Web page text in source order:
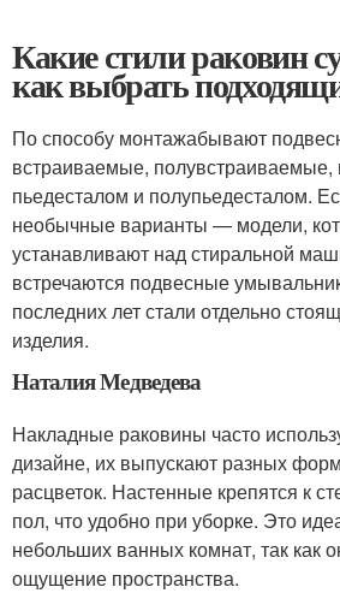
Какие стили раковин
как выбрать
По способу монтажабывают
встраиваемые, полувстраиваемые,
пьедесталом и полупьедесталом.
необычные варианты — модели,
устанавливают над стиральной
встречаются подвесные
последних лет стали отдельно
изделия.
Наталия Медведева
Накладные раковины часто
дизайне, их выпускают разных
расцветок. Настенные крепятся к
пол, что удобно при уборке. Это
небольших ванных комнат, так как
ощущение пространства.